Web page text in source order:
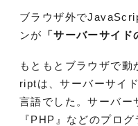
ブラウザ外で
ンが
「サーバーサイド
もともとブラウザで
riptは、サーバーサイ
言語でした。サーバー
『PHP』などのプロ